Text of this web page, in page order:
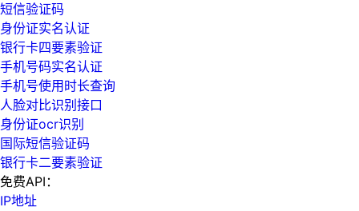
短信验证码
身份证实名认证
银行卡四要素验证
手机号码实名认证
手机号使用时长查询
人脸对比识别接口
身份证ocr识别
国际短信验证码
银行卡二要素验证
免费API：
IP地址